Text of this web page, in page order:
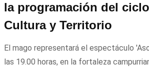
la programación del ciclo
Cultura y Territorio
El mago representará el espectáculo
las 19.00 horas, en la fortaleza